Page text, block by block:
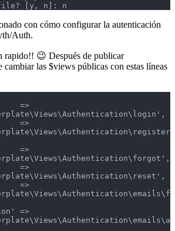
file? [y, n]: n
con cómo configurar la autenticación
Auth.
rapido!! 😉 Después de publicar
las $views públicas con estas líneas